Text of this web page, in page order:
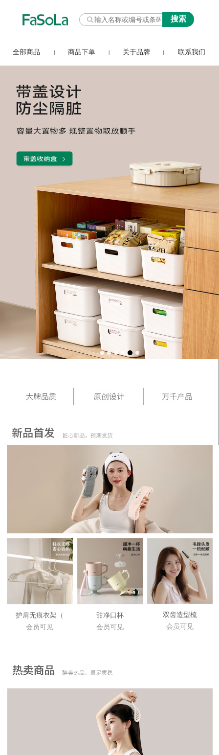
全部商品 商品下单 关于品牌 联系我们
护肩无痕衣架（
会员可见
甜净口杯
会员可见
双齿造型梳
会员可见